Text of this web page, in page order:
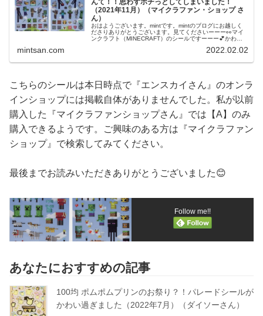
んて！！思わずポチっとしてしまいました！
（2021年11月）（マイクラファン・ショップ さ
ん）
おはようございます。mintです。mintのブログにお越しく
ださりありがとうございます。見てくださいーーー👀マイ
ンクラフト（MINECRAFT）のシールですーーー💕かわい
mintsan.com 2022.02.02
こちらのシールは本日時点で『エンスカイさん』のオンラ
インショップには掲載自体がありませんでした。私が以前
購入した『マイクラファンショップさん』では【A】のみ
購入できるようです。ご興味のある方は『マイクラファン
ショップ』で検索してみてください。
最後までお読みいただきありがとうございました😊
Follow me!!
あなたにおすすめの記事
100均 ポムポムプリンのお祭り？！パレードシールが
かわい過ぎました（2022年7月）（ダイソーさん）